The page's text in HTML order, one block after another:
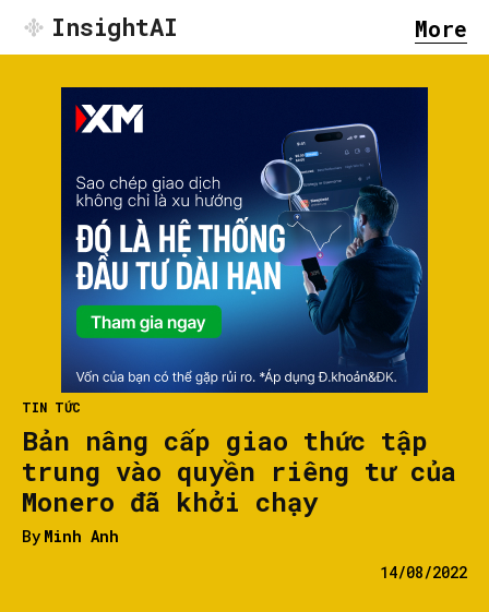
InsightAI More
TIN TỨC
Bản nâng cấp giao thức tập
trung vào quyền riêng tư của
Monero đã khởi chạy
By Minh Anh
14/08/2022